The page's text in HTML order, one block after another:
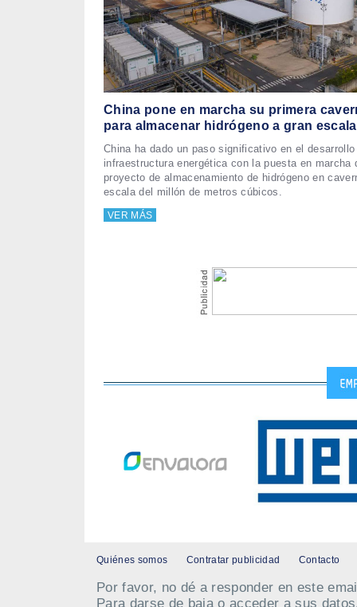
China pone en marcha su primera
para almacenar hidrógeno a gran escala
China ha dado un paso significativo en el
infraestructura energética con la puesta en marcha
proyecto de almacenamiento de hidrógeno en
escala del millón de metros cúbicos.
VER MÁS
Quiénes somos Contratar publicidad Contacto
Por favor, no dé a responder en este
Para darse de baja o acceder a sus